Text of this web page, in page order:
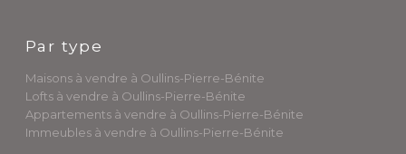
Par type
Maisons à vendre à Oullins-Pierre-Bénite
Lofts à vendre à Oullins-Pierre-Bénite
Appartements à vendre à Oullins-Pierre-Bénite
Immeubles à vendre à Oullins-Pierre-Bénite